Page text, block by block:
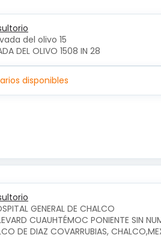
del olivo 15
DEL OLIVO 1508 IN 28
disponibles
GENERAL DE CHALCO
CUAUHTÉMOC PONIENTE SIN
DE DIAZ COVARRUBIAS,